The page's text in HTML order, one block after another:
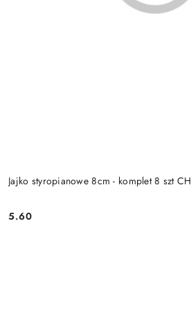
Jajko styropianowe 8cm - komplet 8 szt CH
Cena:
5.60